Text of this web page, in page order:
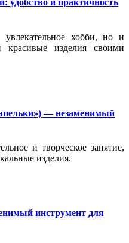
удобство и практичность
хобби, но и
красивые изделия своими
— незаменимый
и творческое занятие,
изделия.
инструмент для